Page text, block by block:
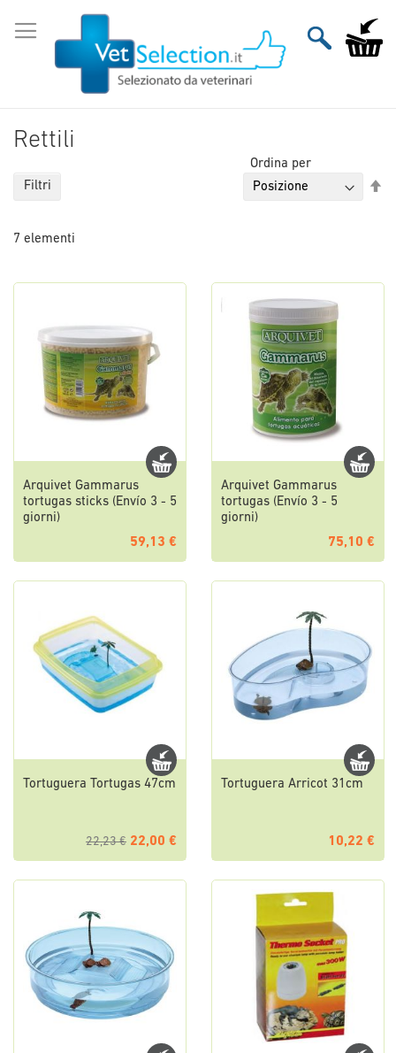
al
contenuto
Carrello
Rettili
7 elementi
Ordina per
Arquivet Gammarus
tortugas sticks (Envío 3 - 5
giorni)
59,13 €
Arquivet Gammarus
tortugas (Envío 3 - 5
giorni)
75,10 €
Tortuguera Tortugas 47cm
22,23 € 22,00 €
Tortuguera Arricot 31cm
10,22 €
Filtri